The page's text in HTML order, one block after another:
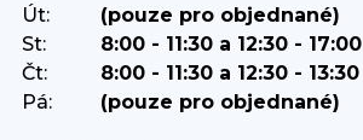
Út:
(pouze pro objednané)
St:
8:00 - 11:30 a 12:30 - 17:00
Čt:
8:00 - 11:30 a 12:30 - 13:30
Pá:
(pouze pro objednané)